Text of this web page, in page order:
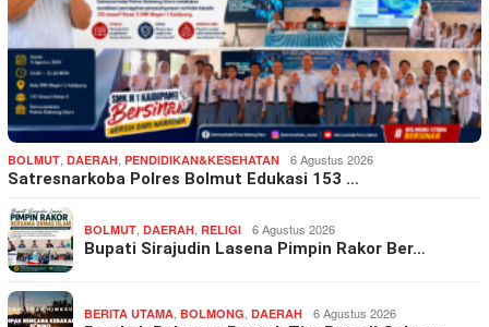
BOLMUT, DAERAH, PENDIDIKAN&KESEHATAN 6 Agustus 2026
Satresnarkoba Polres Bolmut Edukasi 153 …
BOLMUT, DAERAH, RELIGI 6 Agustus 2026
Bupati Sirajudin Lasena Pimpin Rakor Ber…
BERITA UTAMA, BOLMONG, DAERAH 6 Agustus 2026